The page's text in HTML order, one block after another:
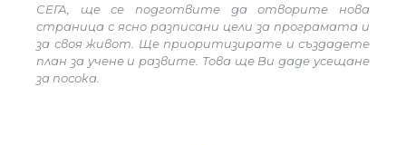
СЕГА, ще се подготвите да отворите нова
страница с ясно разписани цели за програмата и
за своя живот. Ще приоритизирате и създадете
план за учене и развите. Това ще Ви даде усещане
за посока.